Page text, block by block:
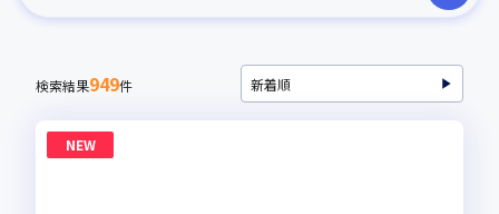
検索結果949件
NEW